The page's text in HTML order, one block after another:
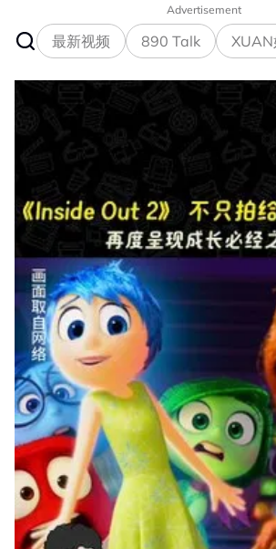
Advertisement
最新视频 890 Talk XUAN